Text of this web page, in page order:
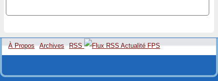
À Propos Archives RSS